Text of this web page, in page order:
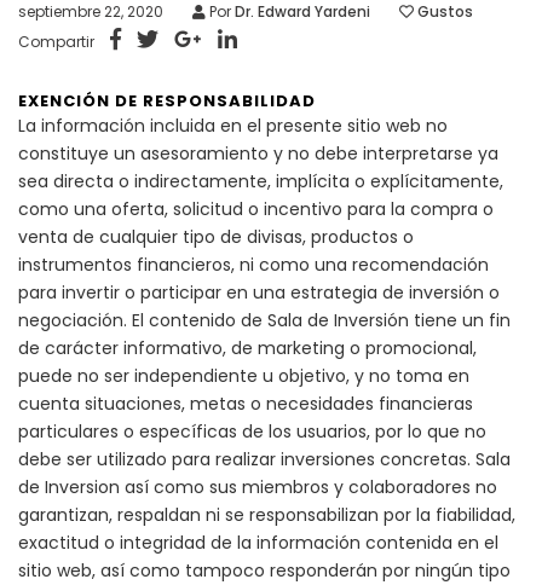
septiembre 22, 2020 PorDr. Edward Yardeni
Gustos
Compartir
EXENCIÓN DE RESPONSABILIDAD
La información incluida en el presente sitio web no
constituye un asesoramiento y no debe interpretarse ya
sea directa o indirectamente, implícita o explícitamente,
como una oferta, solicitud o incentivo para la compra o
venta de cualquier tipo de divisas, productos o
instrumentos financieros, ni como una recomendación
para invertir o participar en una estrategia de inversión o
negociación. El contenido de Sala de Inversión tiene un fin
de carácter informativo, de marketing o promocional,
puede no ser independiente u objetivo, y no toma en
cuenta situaciones, metas o necesidades financieras
particulares o específicas de los usuarios, por lo que no
debe ser utilizado para realizar inversiones concretas. Sala
de Inversion así como sus miembros y colaboradores no
garantizan, respaldan ni se responsabilizan por la fiabilidad,
exactitud o integridad de la información contenida en el
sitio web, así como tampoco responderán por ningún tipo